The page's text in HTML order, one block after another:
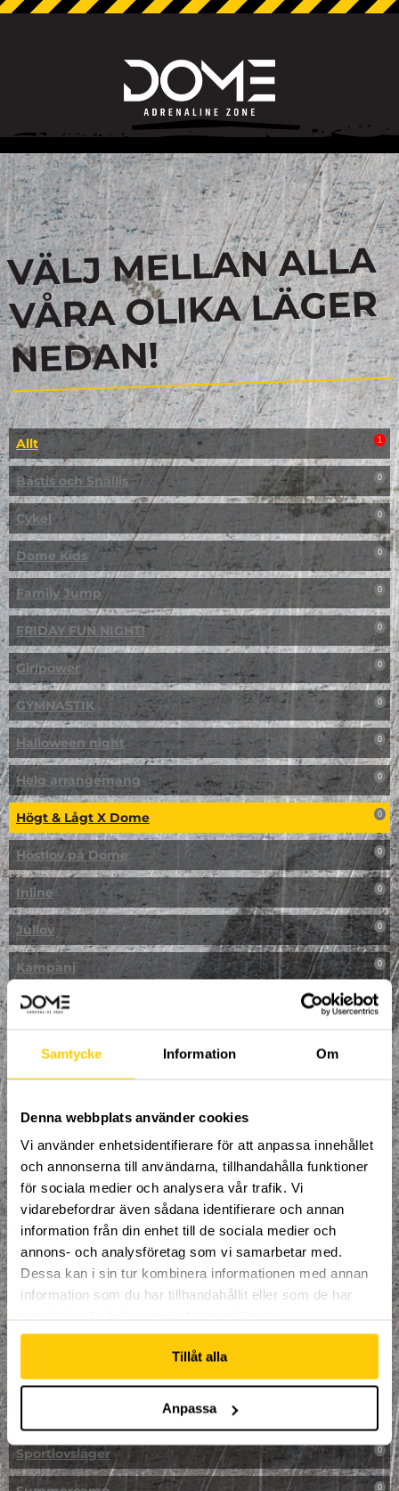
Samtycke Information Om
Denna webbplats använder cookies
Vi använder enhetsidentifierare för att anpassa innehållet
och annonserna till användarna, tillhandahålla funktioner
för sociala medier och analysera vår trafik. Vi
vidarebefordrar även sådana identifierare och annan
information från din enhet till de sociala medier och
annons- och analysföretag som vi samarbetar med.
Dessa kan i sin tur kombinera informationen med annan
information som du har tillhandahållit eller som de har
Tillåt alla
Anpassa
VÄLJ MELLAN ALLA
VÅRA OLIKA LÄGER
NEDAN!
Allt 1
Bästis och Snällis 0
Cykel 0
Dome Kids 0
Family Jump 0
FRIDAY FUN NIGHT! 0
Girlpower 0
GYMNASTIK 0
Halloween night 0
Helg arrangemang 0
Högt & Lågt X Dome 0
Höstlov på Dome 0
Inline 0
Jullov 0
Kampanj 0
Kickbike 0
Klättring
LAN
Multisport
Mässa
NPF-Träning
Parkour
Påsk på Dome
Påsklovsläger 0
Skateboard 0
Sportlovsläger 0
0